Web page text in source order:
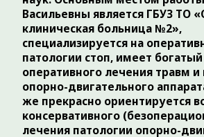
2016 г.— Тюменский государственный
медицинский университет (Лечебное
дело)
2018 г.
— Тюменский государственный
медицинский университет, ординатура
(Травматология и ортопедия)
2021 г.— Тюменский государственный
медицинский университет, аспирантура
(соискание ученой степени кандидат
медицинских наук)
2023 г.
— повышение квалификации
«Актуальные вопросы травматологии и